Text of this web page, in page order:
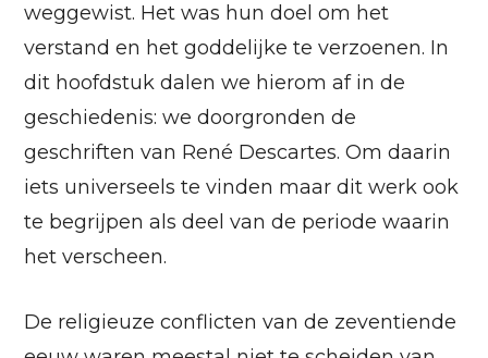
weggewist. Het was hun doel om het
verstand en het goddelijke te verzoenen. In
dit hoofdstuk dalen we hierom af in de
geschiedenis: we doorgronden de
geschriften van René Descartes. Om daarin
iets universeels te vinden maar dit werk ook
te begrijpen als deel van de periode waarin
het verscheen.
De religieuze conflicten van de zeventiende